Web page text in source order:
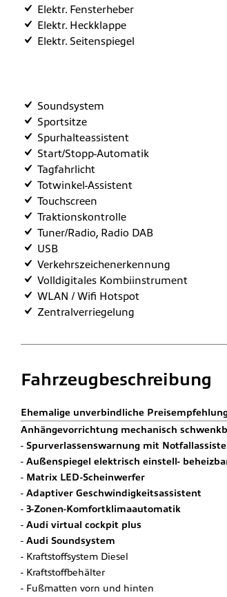
Elektr. Fensterheber
Elektr. Heckklappe
Elektr. Seitenspiegel
Soundsystem
Sportsitze
Spurhalteassistent
Start/Stopp-Automatik
Tagfahrlicht
Totwinkel-Assistent
Touchscreen
Traktionskontrolle
Tuner/Radio, Radio DAB
USB
Verkehrszeichenerkennung
Volldigitales Kombiinstrument
WLAN / Wifi Hotspot
Zentralverriegelung
Fahrzeugbeschreibung
Ehemalige unverbindliche
Anhängevorrichtung mechanisch
Spurverlassenswarnung mit
Außenspiegel elektrisch einstell-
Matrix LED-Scheinwerfer
Adaptiver Geschwindigkeitsassistent
3-Zonen-Komfortklimaautomatik
Audi virtual cockpit plus
Audi Soundsystem
Kraftstoffsystem Diesel
Kraftstoffbehälter
Fußmatten vorn und hinten